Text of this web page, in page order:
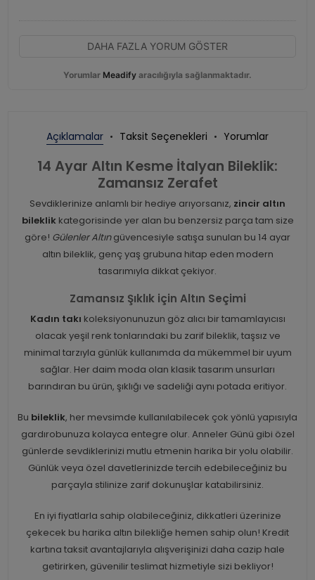
DAHA FAZLA YORUM GÖSTER
Yorumlar Meadify aracılığıyla sağlanmaktadır.
Açıklamalar Taksit Seçenekleri Yorumlar
14 Ayar Altın Kesme İtalyan Bileklik:
Zamansız Zerafet
Sevdiklerinize anlamlı bir hediye arıyorsanız, zincir altın
bileklikkategorisinde yer alan bu benzersiz parça tam size
göre! Gülenler Altıngüvencesiyle satışa sunulan bu 14 ayar
altın bileklik, genç yaş grubuna hitap eden modern
tasarımıyla dikkat çekiyor.
Zamansız Şıklık için Altın Seçimi
Kadın takı koleksiyonunuzun göz alıcı bir tamamlayıcısı
olacak yeşil renk tonlarındaki bu zarif bileklik, taşsız ve
minimal tarzıyla günlük kullanımda da mükemmel bir uyum
sağlar. Her daim moda olan klasik tasarım unsurları
barındıran bu ürün, şıklığı ve sadeliği aynı potada eritiyor.
Bu bileklik, her mevsimde kullanılabilecek çok yönlü yapısıyla
gardırobunuza kolayca entegre olur. Anneler Günü gibi özel
günlerde sevdiklerinizi mutlu etmenin harika bir yolu olabilir.
Günlük veya özel davetlerinizde tercih edebileceğiniz bu
parçayla stilinize zarif dokunuşlar katabilirsiniz.
En iyi fiyatlarla sahip olabileceğiniz, dikkatleri üzerinize
çekecek bu harika altın bilekliğe hemen sahip olun! Kredit
kartına taksit avantajlarıyla alışverişinizi daha cazip hale
getirirken, güvenilir teslimat hizmetiyle sizi bekliyor!